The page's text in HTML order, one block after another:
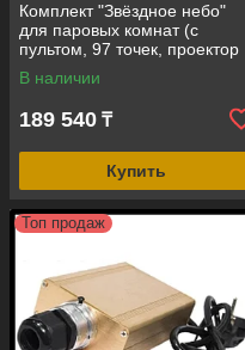
Комплект "Звёздное небо"
для паровых комнат (с
пультом, 97 точек, проектор
5W, эффект смены и
фиксации цвета)
В наличии
189 540 ₸
Купить
Топ продаж